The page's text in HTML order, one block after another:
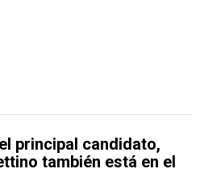
principal candidato,
también está en el